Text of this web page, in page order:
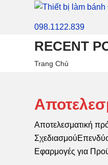
098.1122.839
RECENT
Trang Chủ
Αποτελεσματική
Εφαρμογές για